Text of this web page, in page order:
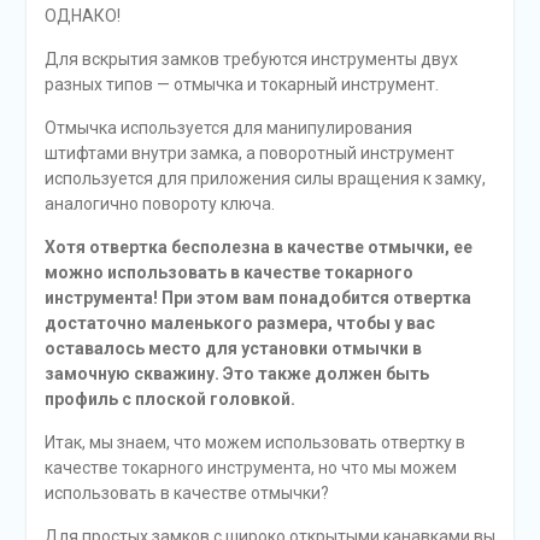
ОДНАКО!
Для вскрытия замков требуются инструменты двух
разных типов — отмычка и токарный инструмент.
Отмычка используется для манипулирования
штифтами внутри замка, а поворотный инструмент
используется для приложения силы вращения к замку,
аналогично повороту ключа.
Хотя отвертка бесполезна в качестве отмычки, ее
можно использовать в качестве токарного
инструмента! При этом вам понадобится отвертка
достаточно маленького размера, чтобы у вас
оставалось место для установки отмычки в
замочную скважину. Это также должен быть
профиль с плоской головкой.
Итак, мы знаем, что можем использовать отвертку в
качестве токарного инструмента, но что мы можем
использовать в качестве отмычки?